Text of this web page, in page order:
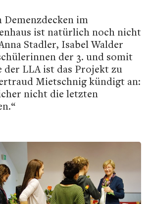
Demenzdecken im
ist natürlich noch nicht
Stadler, Isabel Walder
der 3. und somit
der LLA ist das Projekt zu
Mietschnig kündigt an:
nicht die letzten